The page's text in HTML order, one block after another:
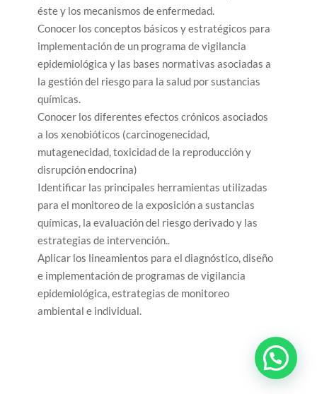
éste y los mecanismos de enfermedad.
Conocer los conceptos básicos y estratégicos para
implementación de un programa de vigilancia
epidemiológica y las bases normativas asociadas a
la gestión del riesgo para la salud por sustancias
químicas.
Conocer los diferentes efectos crónicos asociados
a los xenobióticos (carcinogenecidad,
mutagenecidad, toxicidad de la reproducción y
disrupción endocrina)
Identificar las principales herramientas utilizadas
para el monitoreo de la exposición a sustancias
químicas, la evaluación del riesgo derivado y las
estrategias de intervención..
Aplicar los lineamientos para el diagnóstico, diseño
e implementación de programas de vigilancia
epidemiológica, estrategias de monitoreo
ambiental e individual.